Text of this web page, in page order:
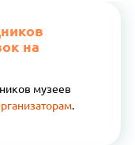
на
музеев
.